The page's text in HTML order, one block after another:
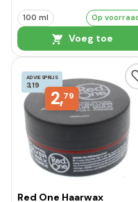
100 ml Op
Voeg toe
ADVIESPRIJS
3,19
2,79
Red One Haarwax